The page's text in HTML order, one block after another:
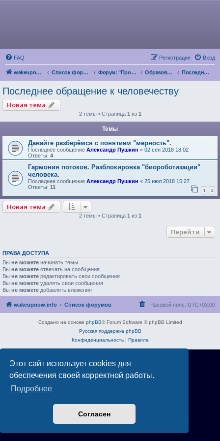
Этот сайт использует cookies для
обеспечения своей корректной работы.
Подробнее
Согласен
FAQ Вход
Регистрация
wakeupnow.info Список форумов Форум: "Пробуждение Разума" Образование и Саморазвитие Последнее обращение к человечеству
Последнее обращение к человечеству
Новая тема
2 темы • Страница 1 из 1
Темы
Давайте разберёмся с понятием "мерность".
Последнее сообщение Александр Пушкин « 02 сен 2018 18:02
Ответы: 4
Гармония потоков. Разблокировка "биороботизации"
человека.
Последнее сообщение Александр Пушкин « 25 июл 2018 15:27
Ответы: 11 1 2
Новая тема
2 темы • Страница 1 из 1
Перейти
ПРАВА ДОСТУПА
Вы не можете начинать темы
Вы не можете отвечать на сообщения
Вы не можете редактировать свои сообщения
Вы не можете удалять свои сообщения
Вы не можете добавлять вложения
wakeupnow.info Список форумов Часовой пояс: UTC+03:00
Создано на основе phpBB® Forum Software © phpBB Limited
Русская поддержка phpBB
Конфиденциальность| Правила